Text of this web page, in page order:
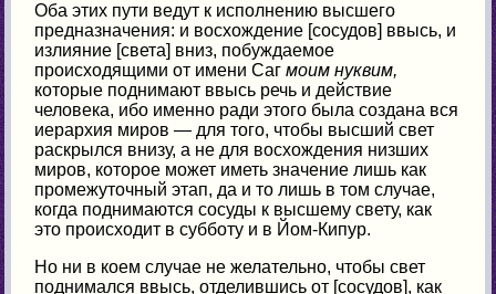
Оба этих пути ведут к исполнению высшего
предназначения: и восхождение [сосудов] ввысь, и
излияние [света] вниз, побуждаемое
происходящими от имени Сагмоим нуквим,
которые поднимают ввысь речь и действие
человека, ибо именно ради этого была создана вся
иерархия миров — для того, чтобы высший свет
раскрылся внизу, а не для восхождения низших
миров, которое может иметь значение лишь как
промежуточный этап, да и то лишь в том случае,
когда поднимаются сосуды к высшему свету, как
это происходит в субботу и в Йом-Кипур.
Но ни в коем случае не желательно, чтобы свет
поднимался ввысь, отделившись от [сосудов], как